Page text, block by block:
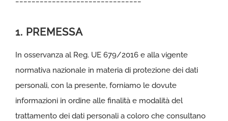
1. PREMESSA
In osservanza al Reg. UE 679/2016 e alla vigente
normativa nazionale in materia di protezione dei dati
personali, con la presente, forniamo le dovute
informazioni in ordine alle finalità e modalità del
trattamento dei dati personali a coloro che consultano